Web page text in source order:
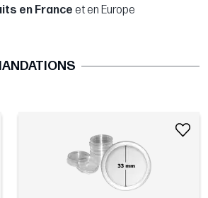
en France et en Europe